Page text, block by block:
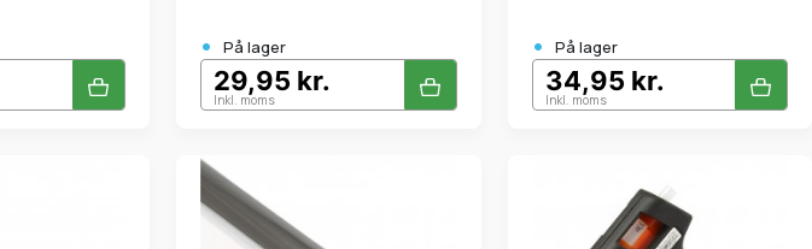
• På lager
29,95 kr.
Inkl. moms
• På lager
34,95 kr.
Inkl. moms